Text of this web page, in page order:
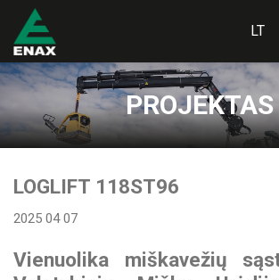
HIAB hidrauliniai
manipuliatoriai
MULTILIFT hidrauliniai
LOGLIFT miško krautuvai
METSATEK miškavežiai
PROJEKTAS
LOGLIFT 118ST96
2025 04 07
Vienuolika miškavežių